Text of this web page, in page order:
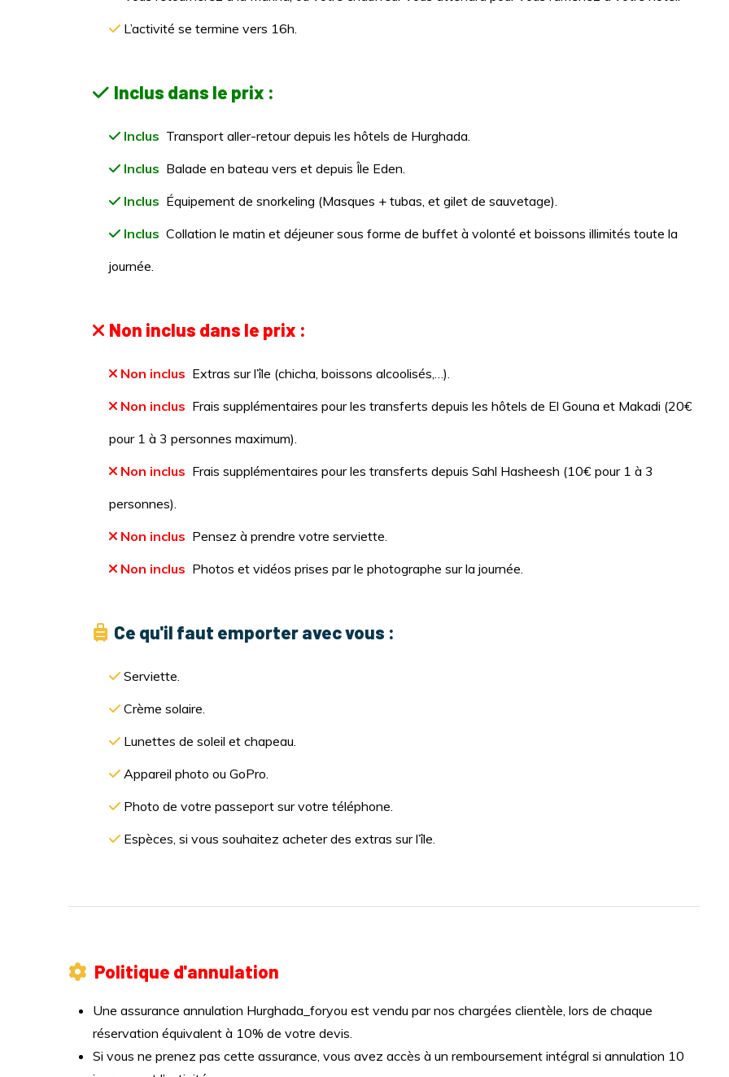
L’activité se termine vers 16h.
Inclus dans le prix :
Inclus Transport aller-retour depuis les hôtels de Hurghada.
Inclus Balade en bateau vers et depuis Île Eden.
Inclus Équipement de snorkeling (Masques + tubas, et gilet de sauvetage).
Inclus Collation le matin et déjeuner sous forme de buffet à volonté et boissons illimités toute la
journée.
Non inclus dans le prix :
Non inclus Extras sur l’île (chicha, boissons alcoolisés,…).
Non inclus Frais supplémentaires pour les transferts depuis les hôtels de El Gouna et Makadi (20€
pour 1 à 3 personnes maximum).
Non inclus Frais supplémentaires pour les transferts depuis Sahl Hasheesh (10€ pour 1 à 3
personnes).
Non inclus Pensez à prendre votre serviette.
Non inclus Photos et vidéos prises par le photographe sur la journée.
Ce qu'il faut emporter avec vous :
Serviette.
Crème solaire.
Lunettes de soleil et chapeau.
Appareil photo ou GoPro.
Photo de votre passeport sur votre téléphone.
Espèces, si vous souhaitez acheter des extras sur l’île.
Politique d'annulation
Une assurance annulation Hurghada_foryou est vendu par nos chargées clientèle, lors de chaque
réservation équivalent à 10% de votre devis.
Si vous ne prenez pas cette assurance, vous avez accès à un remboursement intégral si annulation 10